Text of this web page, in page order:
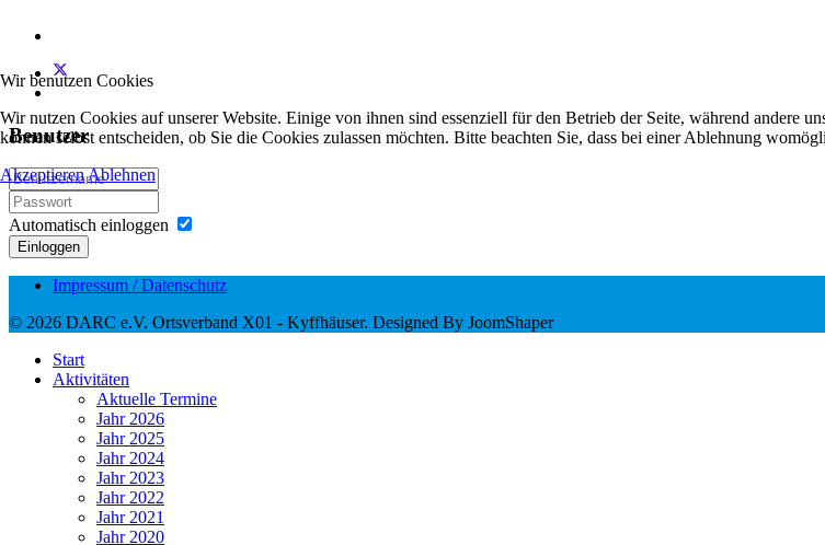
Benutzer
Automatisch einloggen
Einloggen
Impressum / Datenschutz
© 2026 DARC e.V. Ortsverband X01 - Kyffhäuser. Designed By JoomShaper
Start
Aktivitäten
Aktuelle Termine
Jahr 2026
Jahr 2025
Jahr 2024
Jahr 2023
Jahr 2022
Jahr 2021
Jahr 2020
Wir benutzen Cookies
Wir nutzen Cookies auf unserer Website. Einige von ihnen sind essenziell für den Betrieb der Seite, während andere
können selbst entscheiden, ob Sie die Cookies zulassen möchten. Bitte beachten Sie, dass bei einer Ablehnung
AkzeptierenAblehnen